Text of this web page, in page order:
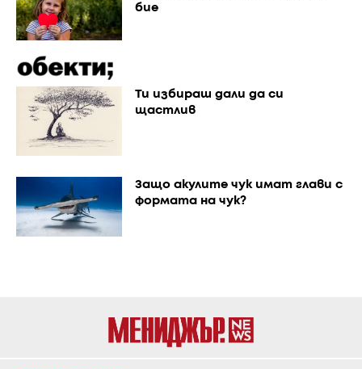
бие
Ти избираш дали да си
щастлив
Защо акулите чук имат глави с
формата на чук?